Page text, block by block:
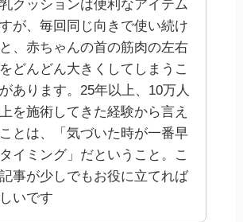
クッションは便利なアイテム
が、毎回同じ向きで使い続け
、赤ちゃんの首の筋肉の左右
どんどん大きくしてしまうこ
あります。25年以上、10万人
を施術してきた経験から言え
とは、「気づいた時が一番早
イミング」だということ。こ
事が少しでもお役に立てれば
いです